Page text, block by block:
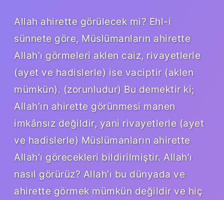
Allah ahirette görülecek mi? Ehl-i
sünnete göre, Müslümanların ahirette
Allah’ı görmeleri aklen caiz, rivayetlerle
(ayet ve hadislerle) ise vaciptir (aklen
mümkün). (zorunludur) Bu demektir ki;
Allah’ın ahirette görünmesi manen
imkânsız değildir, yani rivayetlerle (ayet
ve hadislerle) Müslümanların ahirette
Allah’ı görecekleri bildirilmiştir. Allah’ı
nasıl görürüz? Allah’ı bu dünyada ve
ahirette görmek mümkün değildir ve hiç